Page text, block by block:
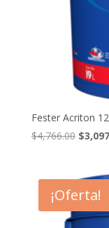
Fester Acriton
$4,766.00 El
era:
$
¡Oferta!